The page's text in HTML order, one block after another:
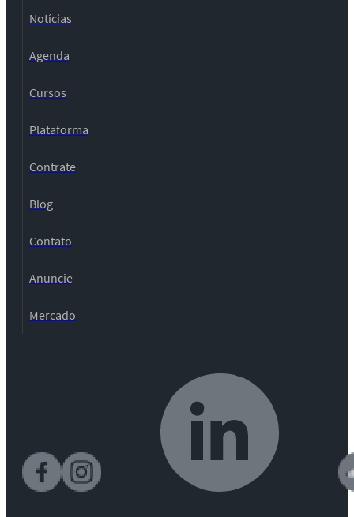
Notícias
Agenda
Cursos
Plataforma
Contrate
Blog
Contato
Anuncie
Mercado